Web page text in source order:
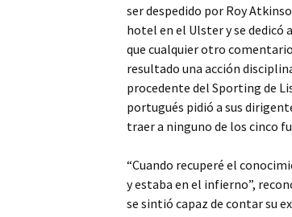
ser despedido por Roy
hotel en el Ulster y se dedicó
que cualquier otro
resultado una acción
procedente del Sporting de
portugués pidió a sus
traer a ninguno de los cinco
“Cuando recuperé el
y estaba en el infierno”,
se sintió capaz de contar su